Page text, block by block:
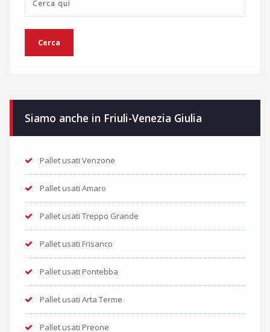
Siamo anche in Friuli-Venezia Giulia
Pallet usati Venzone
Pallet usati Amaro
Pallet usati Treppo Grande
Pallet usati Frisanco
Pallet usati Pontebba
Pallet usati Arta Terme
Pallet usati Preone